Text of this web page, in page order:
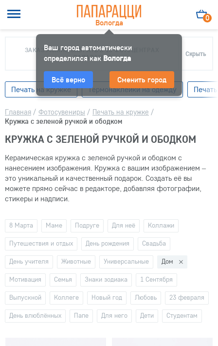
Вологда
Ваш город автоматически
определился как Вологда
Всё верно Сменить город
0
ЗАКАЗ МОЖНО ЗАБРАТЬ В 10 ФОТОЦЕНТРАХ
ПАПАРАЦЦИ
Скрыть
Печать на кружке Термонаклейки на одежду
Главная / Фотосувениры / Печать на кружке /
Кружка с зеленой ручкой и ободком
КРУЖКА С ЗЕЛЕНОЙ РУЧКОЙ И ОБОДКОМ
Керамическая кружка с зеленой ручкой и ободком с
нанесением изображения. Кружка с вашим изображением –
это уникальный и качественный подарок. Создать её вы
можете прямо сейчас в редакторе, добавляя фотографии,
стикеры и надписи.
8 Марта Маме Подруге Для неё Коллажи
Путешествия и отдых День рождения Свадьба
День учителя Животные Универсальные Дом
Мотивация Семья Знаки зодиака 1 Сентября
Выпускной Коллеге Новый год Любовь 23 февраля
День влюблённых Папе Для него Дети Студентам